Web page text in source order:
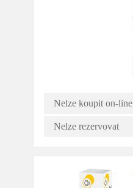
Nelze koupit on-line
Nelze rezervovat